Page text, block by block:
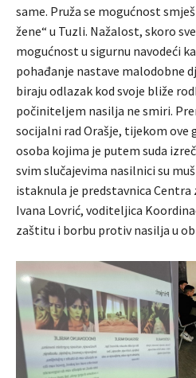
same. Pruža se mogućnost
žene“ u Tuzli. Nažalost, skoro
mogućnost u sigurnu navodeći
pohađanje nastave malodobne
biraju odlazak kod svoje bliže
počiniteljem nasilja ne smiri.
socijalni rad Orašje, tijekom ove
osoba kojima je putem suda
svim slučajevima nasilnici su
istaknula je predstavnica Centra
Ivana Lovrić, voditeljica
zaštitu i borbu protiv nasilja u